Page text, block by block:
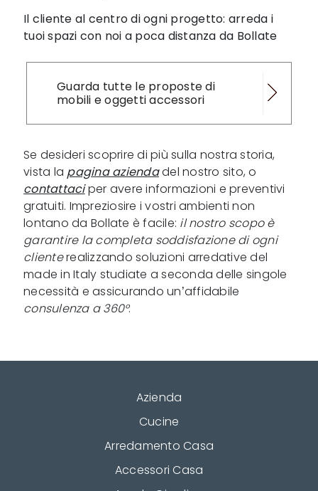
Il cliente al centro di ogni progetto: arreda i
tuoi spazi con noi a poca distanza da Bollate
Guarda tutte le proposte di
mobili e oggetti accessori
Se desideri scoprire di più sulla nostra storia,
vista la pagina aziendadel nostro sito, o
contattaciper avere informazioni e preventivi
gratuiti. Impreziosire i vostri ambienti non
lontano da Bollate è facile: il nostro scopo è
garantire la completa soddisfazione di ogni
clienterealizzando soluzioni arredative del
made in Italy studiate a seconda delle singole
necessità e assicurando un’affidabile
consulenza a 360°.
Azienda
Cucine
Arredamento Casa
Accessori Casa